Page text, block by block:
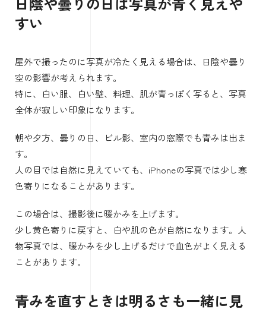
黄色く写った写真は、編集画面で暖かみを下げます。
このとき、下げすぎると青白く不健康な印象になります。
料理写真の場合、完全に白を白くしすぎると、温かみが消
えておいしそうに見えなくなることがあります。
商品写真では正確さを優先し、料理や人物写真では自然な
雰囲気も残す。この判断が大事です。
ロロメディア編集部でも、記事用の写真を撮るときは、用
途で補正の強さを変えます。
説明用の画面写真や商品写真は正確さ重視。雰囲気を伝え
る写真は、少し暖かさを残します。ホワイトバランスは正
解が一つではなく、目的に合わせるものです。